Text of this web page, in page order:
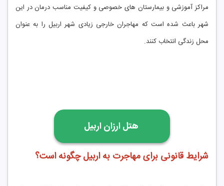
مراکز آموزشی و بیمارستان های خصوصی و کیفیت مناسب درمان در این
شهر باعث شده است که مهاجران خارجی زیادی شهر اربیل را به عنوان
محل زندگی انتخاب کنند.
هتل ارزان اربیل
شرایط قانونی برای مهاجرت به اربیل چگونه است؟